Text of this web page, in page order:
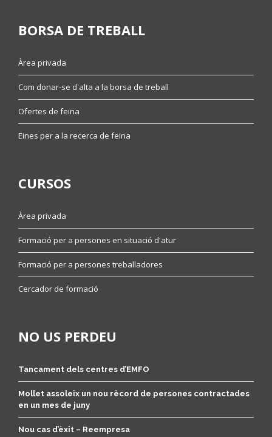
BORSA DE TREBALL
Àrea privada
Com donar-se d'alta a la borsa de treball
Ofertes de feina
Eines per a la recerca de feina
CURSOS
Àrea privada
Formació per a persones en situació d'atur
Formació per a persones treballadores
Cercador de formació
NO US PERDEU
Tancament dels centres d’EMFO
Mollet assoleix un nou rècord de persones contractades
en un mes de juny
Nou cas d’èxit – Reempresa